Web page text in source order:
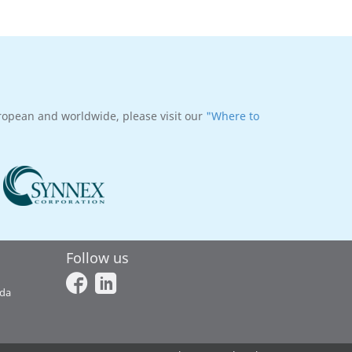
and worldwide, please visit our "Where to
Follow us